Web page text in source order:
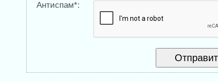
Антиспам*: